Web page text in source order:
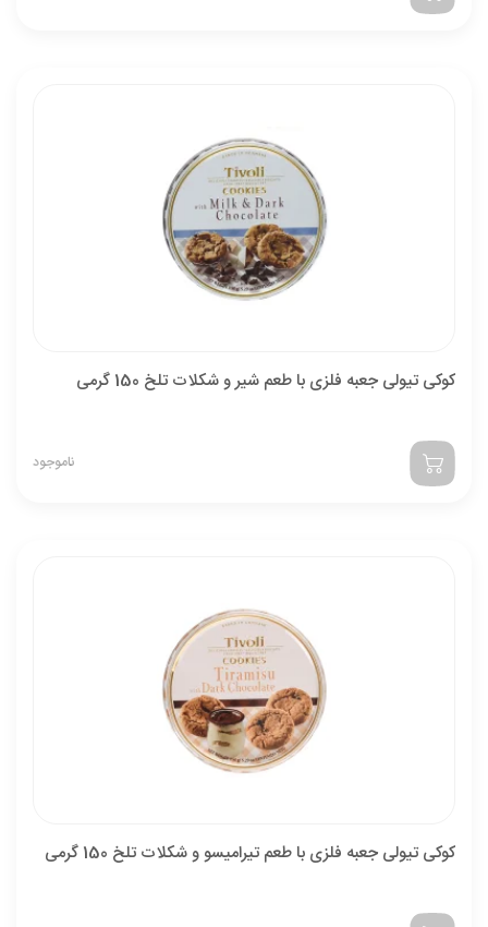
کوکی تیولی جعبه فلزی با طعم شیر و شکلات تلخ 150 گرمی
ناموجود
کوکی تیولی جعبه فلزی با طعم تیرامیسو و شکلات تلخ 150 گرمی